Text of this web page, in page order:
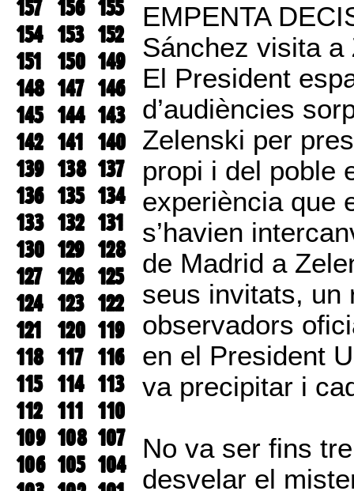
157 156 155
154 153 152
151
150 149
148 147 146
145 144 143
142 141 140
139 138 137
136 135 134
133 132 131
130 129 128
127 126 125
124 123 122
121
120 119
118 117 116
115 114 113
112 111 110
109 108 107
106 105 104
EMPENTA
Sánchez visita a
El President
d’audiències
Zelenski per
propi i del poble
experiència que
s’havien
de Madrid a
seus invitats, un
observadors
en el President
va precipitar i
No va ser fins
desvelar el